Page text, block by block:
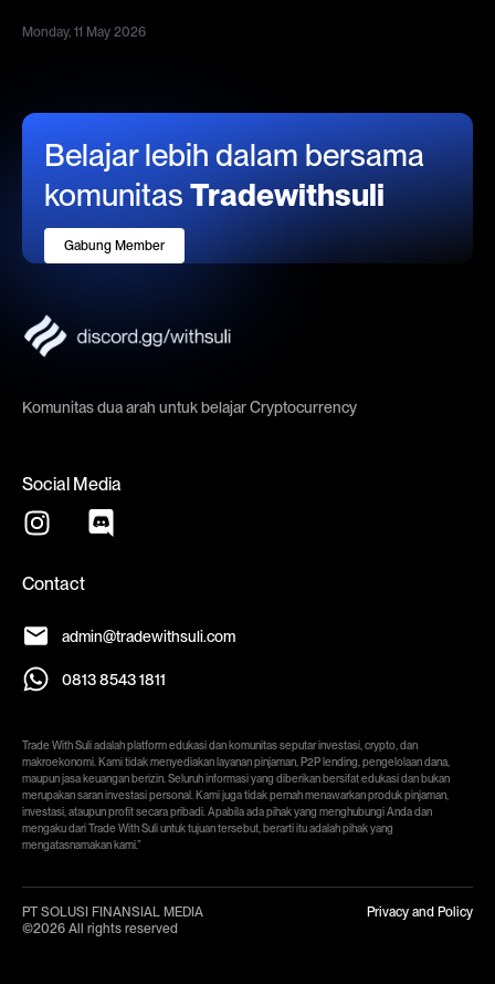
Monday, 11 May 2026
Belajar lebih dalam bersama
komunitas Tradewithsuli
Gabung Member
Komunitas dua arah untuk belajar Cryptocurrency
Social Media
Contact
admin@tradewithsuli.com
0813 8543 1811
Trade With Suli adalah platform edukasi dan komunitas seputar investasi, crypto, dan
makroekonomi. Kami tidak menyediakan layanan pinjaman, P2P lending, pengelolaan dana,
maupun jasa keuangan berizin. Seluruh informasi yang diberikan bersifat edukasi dan bukan
merupakan saran investasi personal. Kami juga tidak pernah menawarkan produk pinjaman,
investasi, ataupun profit secara pribadi. Apabila ada pihak yang menghubungi Anda dan
mengaku dari Trade With Suli untuk tujuan tersebut, berarti itu adalah pihak yang
mengatasnamakan kami.”
PT SOLUSI FINANSIAL MEDIA
©2026 All rights reserved
Privacy and Policy